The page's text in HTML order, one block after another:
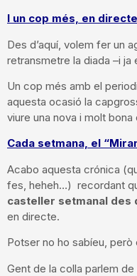
I un cop més, en
Des d’aquí, volem fer un
retransmetre la diada –i ja
Un cop més amb el
aquesta ocasió la
viure una nova i molt
Cada setmana, el
Acabo aquesta crónica
fes, heheh…) recordant
casteller setmanal des
en directe.
Potser no ho sabíeu, però
Gent de la colla parlem